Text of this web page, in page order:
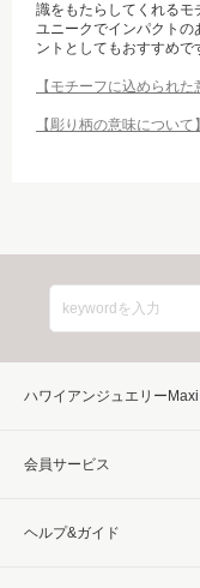
識をもたらしてくれるモ
ユニークでインパクトの
ントとしてもおすすめで
【モチーフに込められた
【彫り柄の意味について】
ハワイアンジュエリーMaxi
会員サービス
ヘルプ&ガイド